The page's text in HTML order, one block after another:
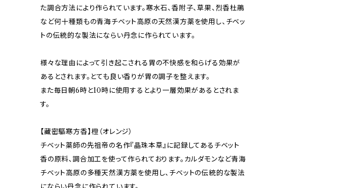
た調合方法により作られています。寒水石、香附子、草果、烈香杜鵑
など何十種類もの青海チベット高原の天然漢方薬を使用し、チベッ
トの伝統的な製法にならい丹念に作られています。
様々な理由によって引き起こされる胃の不快感を和らげる効果が
あるとされます。とても良い香りが胃の調子を整えます。
また毎日朝6時と10時に使用するとより一層効果があるとされま
す。
【藏密驅寒方香】橙（オレンジ）
チベット薬師の先祖帝の名作『晶珠本草』に記録してあるチベット
香の原料、調合加工を使って作られております。カルダモンなど青海
チベット高原の多種天然漢方薬を使用し、チベットの伝統的な製法